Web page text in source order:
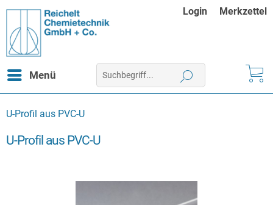
Login Merkzettel
Menü
U-Profil aus PVC-U
U-Profil aus PVC-U